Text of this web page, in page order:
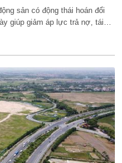
sản có động thái hoán đổi
giúp giảm áp lực trả nợ, tái
trạng khó khăn của các